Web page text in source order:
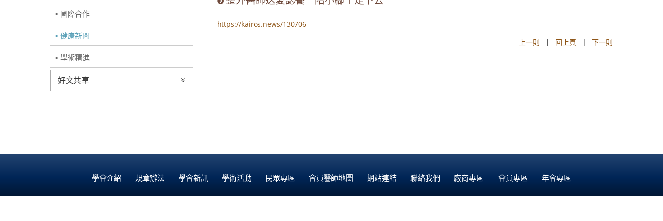
國際合作
健康新聞
學術精進
好文共享
https://kairos.news/130706
上一則 | 回上頁 | 下一則
學會介紹 規章辦法 學會新訊 學術活動 民眾專區 會員醫師地圖 網站連結 聯絡我們 廠商專區 會員專區 年會專區